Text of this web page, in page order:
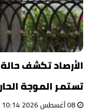
الأرصاد تكشف
تستمر الموجة